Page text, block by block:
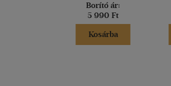
Borító ár:
5 990 Ft
Kosárba